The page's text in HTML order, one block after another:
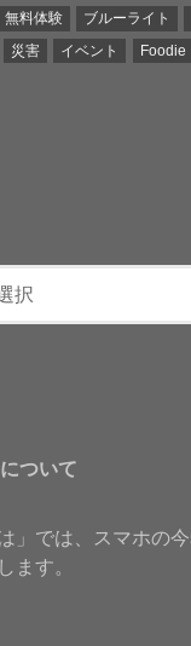
無料体験 ブルーライト
災害 イベント Foodie
ついて
」では、スマホの
ます。